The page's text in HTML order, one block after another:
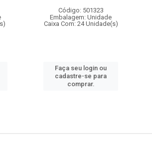
Código: 501323
Embalagem: Unidade
Caixa Com: 24 Unidade(s)
Faça seu login ou
cadastre-se para
comprar.